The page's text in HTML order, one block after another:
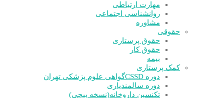
مهارت ارتباطی
روانشناسی اجتماعی
مشاوره
حقوقی
حقوق پرستاری
حقوق کار
بیمه
کمک پرستاری
دوره CSSD
گواهی علوم پزشکی تهران
دوره سالمندیاری
تکنسین داروخانه(نسخه پیچی)